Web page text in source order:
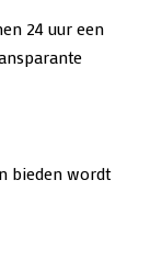
24 uur een
bieden wordt